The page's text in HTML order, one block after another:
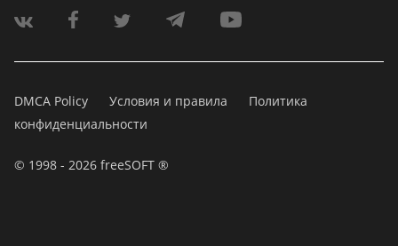
DMCA Policy Условия и правила
Политика
конфиденциальности
© 1998 - 2026 freeSOFT ®